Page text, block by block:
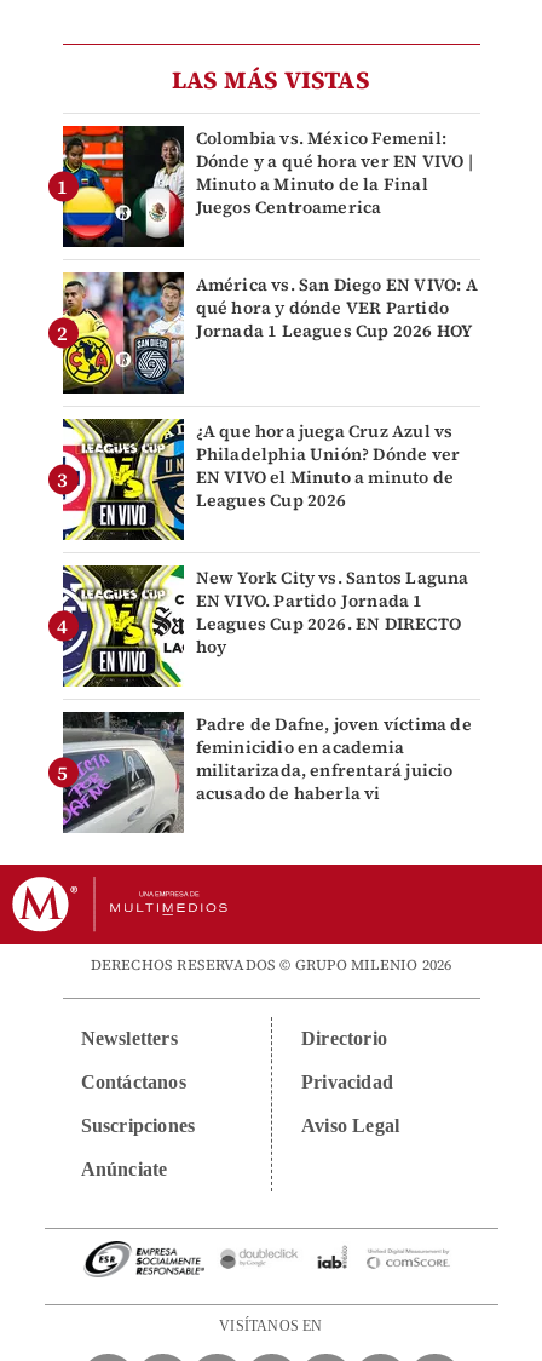
LAS MÁS VISTAS
Colombia vs. México Femenil:
Dónde y a qué hora ver EN VIVO |
Minuto a Minuto de la Final
Juegos Centroamerica
América vs. San Diego EN VIVO: A
qué hora y dónde VER Partido
Jornada 1 Leagues Cup 2026 HOY
¿A que hora juega Cruz Azul vs
Philadelphia Unión? Dónde ver
EN VIVO el Minuto a minuto de
Leagues Cup 2026
New York City vs. Santos Laguna
EN VIVO. Partido Jornada 1
Leagues Cup 2026. EN DIRECTO
hoy
Padre de Dafne, joven víctima de
feminicidio en academia
militarizada, enfrentará juicio
acusado de haberla vi
DERECHOS RESERVADOS © GRUPO MILENIO 2026
Newsletters
Contáctanos
Suscripciones
Anúnciate
Directorio
Privacidad
Aviso Legal
VISÍTANOS EN